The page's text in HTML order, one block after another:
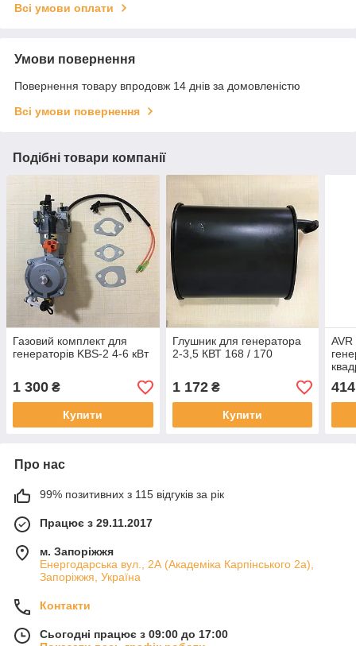
Всі умови оплати
Умови повернення
Повернення товару впродовж 14 днів за домовленістю
Всі умови повернення
Подібні товари компанії
Газовий комплект для
генераторів KBS-2 4-6 кВт
1 300 ₴
Купити
Глушник для генератора
2-3,5 КВТ 168 / 170
1 172₴
Купити
AVR
414
Про нас
99% позитивних з 115 відгуків за рік
Працює з 29.11.2017
м. Запоріжжя
Енергодарська вул., 2А (Академіка Карпінського 2а),
Запоріжжя, Україна
Контакти
Сьогодні працює з 09:00 до 17:00